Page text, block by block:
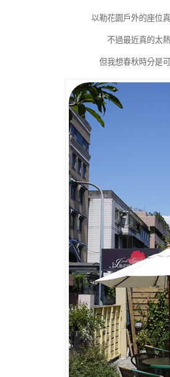
以勒花園戶外的座位
不過最近真的太
但我想春秋時分是